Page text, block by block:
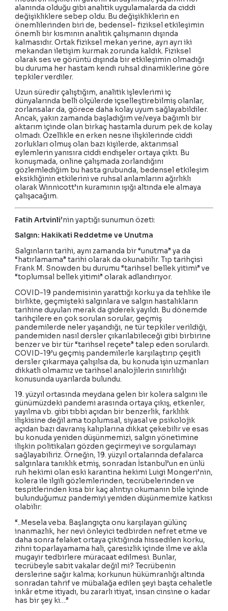
alanında olduğu gibi analitik uygulamalarda da ciddi
değişikliklere sebep oldu. Bu değişikliklerin en
önemlilerinden biri de, bedensel- fiziksel etkileşimin
önemli bir kısmının analitik çalışmanın dışında
kalmasıdır. Ortak fiziksel mekan yerine, ayrı ayrı iki
mekandan iletişim kurmak zorunda kaldık. Fiziksel
olarak ses ve görüntü dışında bir etkileşimin olmadığı
bu duruma her hastam kendi ruhsal dinamiklerine göre
tepkiler verdiler.
Uzun süredir çalıştığım, analitik işlevlerimi iç
dünyalarında belli ölçülerde içselleştirebilmiş olanlar,
zorlansalar da, görece daha kolay uyum sağlayabildiler.
Ancak, yakın zamanda başladığım ve/veya bağımlı bir
aktarım içinde olan birkaç hastamla durum pek de kolay
olmadı. Özellikle en erken nesne ilişkilerinde ciddi
zorlukları olmuş olan bazı kişilerde, aktarımsal
eylemlerin yanısıra ciddi endişeler ortaya çıktı. Bu
konuşmada, online çalışmada zorlandığını
gözlemlediğim bu hasta grubunda, bedensel etkileşim
eksikliğinin etkilerini ve ruhsal anlamlarını ağırlıklı
olarak Winnicott’ın kuramının ışığı altında ele almaya
çalışacağım.
Fatih Artvinli’nin yaptığı sunumun özeti:
Salgın: Hakikati Reddetme ve Unutma
Salgınların tarihi, aynı zamanda bir “unutma” ya da
“hatırlamama” tarihi olarak da okunabilir. Tıp tarihçisi
Frank M. Snowden bu durumu “tarihsel bellek yitimi” ve
“toplumsal bellek yitimi” olarak adlandırıyor.
COVID-19 pandemisinin yarattığı korku ya da tehlike ile
birlikte, geçmişteki salgınlara ve salgın hastalıkların
tarihine duyulan merak da giderek yayıldı. Bu dönemde
tarihçilere en çok sorulan sorular, geçmiş
pandemilerde neler yaşandığı, ne tür tepkiler verildiği,
pandemiden nasıl dersler çıkarılabileceği gibi birbirine
benzer ve bir tür “tarihsel reçete” talep eden sorulardı.
COVID-19’u geçmiş pandemilerle karşılaştırıp çeşitli
dersler çıkarmaya çalışılsa da, bu konuda işin uzmanları
dikkatli olmamız ve tarihsel analojilerin sınırlılığı
konusunda uyarılarda bulundu.
19. yüzyıl ortasında meydana gelen bir kolera salgını ile
günümüzdeki pandemi arasında ortaya çıkış, etkenler,
yayılma vb. gibi tıbbi açıdan bir benzerlik, farklılık
ilişkisine değil ama toplumsal, siyasal ve psikolojik
açıdan bazı davranış kalıplarına dikkat çekebilir ve esas
bu konuda yeniden düşünmemizi, salgın yönetimine
ilişkin politikaları gözden geçirmeyi ve sorgulamayı
sağlayabiliriz. Örneğin, 19. yüzyıl ortalarında defalarca
salgınlara tanıklık etmiş, sonradan İstanbul’un en ünlü
ruh hekimi olan eski karantina hekimi Luigi Mongeri’nin,
kolera ile ilgili gözlemlerinden, tecrübelerinden ve
tespitlerinden kısa bir kaç alıntıyı okumanın bile içinde
bulunduğumuz pandemiyi yeniden düşünmemize katkısı
olabilir:
“..Mesela veba. Başlangıçta onu karşılayan gülünç
inanmazlık, her nevi önleyici tedbirden nefret etme ve
daha sonra felaket ortaya çıktığında hissedilen korku,
zihni toparlayamama hali, çaresizlik içinde ilme ve akla
mugayir tedbirlere müracaat edilmesi. Bunlar,
tecrübeyle sabit vakalar değil mi? Tecrübenin
derslerine sağır kalma; korkunun hükümranlığı altında
sonradan tahrif ve mübalağa edilen şeyi başta cehaletle
inkâr etme itiyadı, bu zararlı itiyat, insan cinsine o kadar
has bir şey ki…”